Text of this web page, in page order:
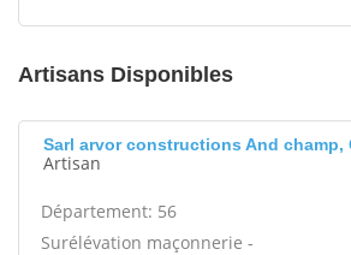
Artisans Disponibles
Sarl arvor constructions And champ,
Artisan
Département: 56
Surélévation maçonnerie -